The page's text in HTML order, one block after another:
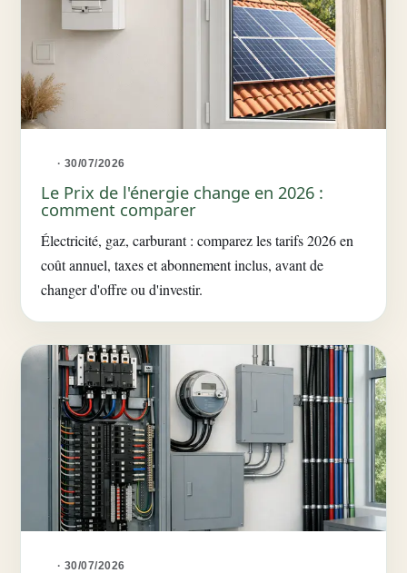
· 30/07/2026
Le Prix de l'énergie change en 2026 :
comment comparer
Électricité, gaz, carburant : comparez les tarifs 2026 en
coût annuel, taxes et abonnement inclus, avant de
changer d'offre ou d'investir.
· 30/07/2026